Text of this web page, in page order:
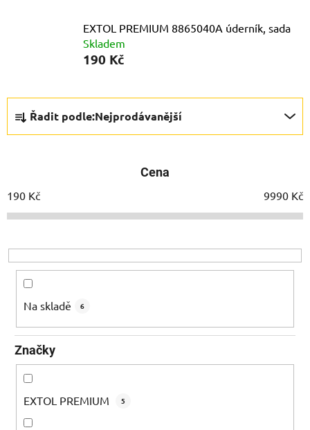
EXTOL PREMIUM 8865040A úderník, sada
Skladem
190 Kč
í
p
o
d
ů
Řadit podle:Nejprodávanější
Cena
190 Kč 9990 Kč
Na skladě 6
Značky
EXTOL PREMIUM 5